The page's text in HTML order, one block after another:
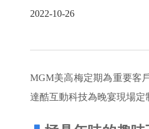
2022-10-26
MGM美高梅定期為重要客
達酷互動科技為晚宴現場定